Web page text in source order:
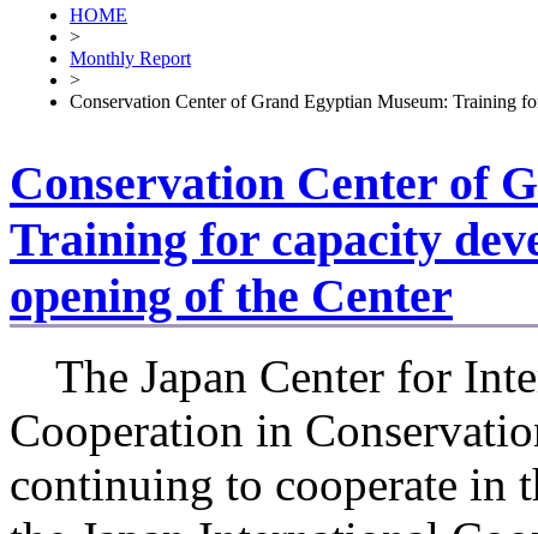
HOME
>
Monthly Report
>
Conservation Center of Grand Egyptian Museum: Training
Conservation Center of
Training for capacity
opening of the Center
The Japan Center for
Cooperation in
continuing to cooperate in